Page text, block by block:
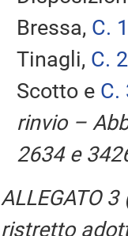
Bressa, C.
Tinagli, C.
Scotto e C.
rinvio –
2634 e
ALLEGATO
ristretto